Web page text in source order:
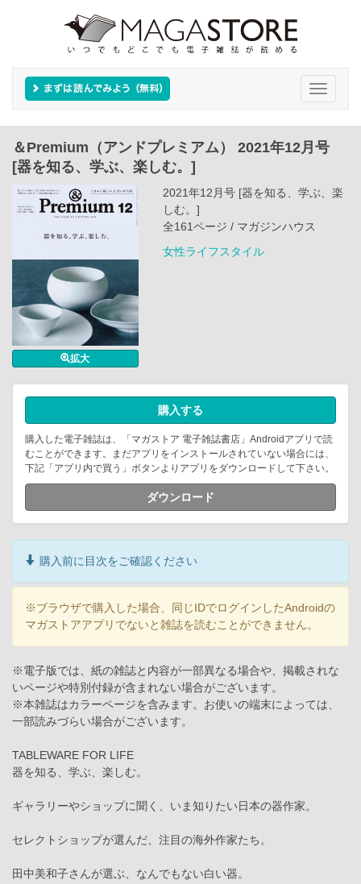
Toggle
＆Premium（アンドプレミアム） 2021年12月号
[器を知る、学ぶ、楽しむ。]
拡大
2021年12月号 [器を知る、学ぶ、楽
しむ。]
全161ページ / マガジンハウス
女性ライフスタイル
購入する
購入した電子雑誌は、「マガストア 電子雑誌書店」Androidアプリで読
むことができます。まだアプリをインストールされていない場合には、
下記「アプリ内で買う」ボタンよりアプリをダウンロードして下さい。
ダウンロード
購入前に目次をご確認ください
※ブラウザで購入した場合、同じIDでログインしたAndroidの
マガストアアプリでないと雑誌を読むことができません。
※電子版では、紙の雑誌と内容が一部異なる場合や、掲載されな
いページや特別付録が含まれない場合がございます。
※本雑誌はカラーページを含みます。お使いの端末によっては、
一部読みづらい場合がございます。
TABLEWARE FOR LIFE
器を知る、学ぶ、楽しむ。
ギャラリーやショップに聞く、いま知りたい日本の器作家。
セレクトショップが選んだ、注目の海外作家たち。
田中美和子さんが選ぶ、なんでもない白い器。